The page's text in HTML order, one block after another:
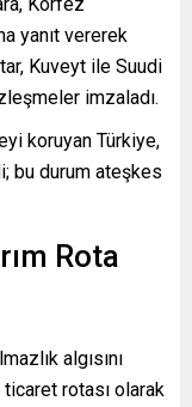
yanıt vererek
Kuveyt ile Suudi
imzaladı.
koruyan Türkiye,
bu durum ateşkes
Rota
algısını
ticaret rotası olarak